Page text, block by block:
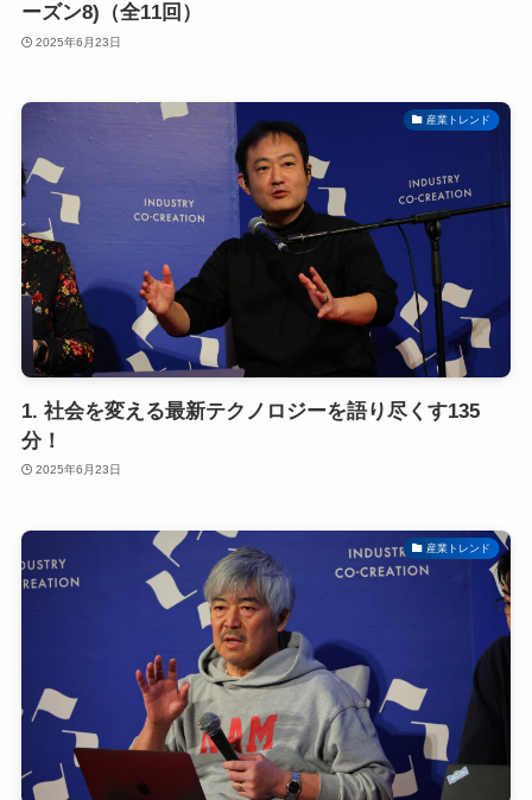
ーズン8)（全11回）
2025年6月23日
産業トレンド
1. 社会を変える最新テクノロジーを語り尽くす135
分！
2025年6月23日
産業トレンド